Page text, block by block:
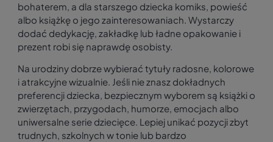
bohaterem, a dla starszego dziecka komiks, powieść
albo książkę o jego zainteresowaniach. Wystarczy
dodać dedykację, zakładkę lub ładne opakowanie i
prezent robi się naprawdę osobisty.
Na urodziny dobrze wybierać tytuły radosne, kolorowe
i atrakcyjne wizualnie. Jeśli nie znasz dokładnych
preferencji dziecka, bezpiecznym wyborem są książki o
zwierzętach, przygodach, humorze, emocjach albo
uniwersalne serie dziecięce. Lepiej unikać pozycji zbyt
trudnych, szkolnych w tonie lub bardzo